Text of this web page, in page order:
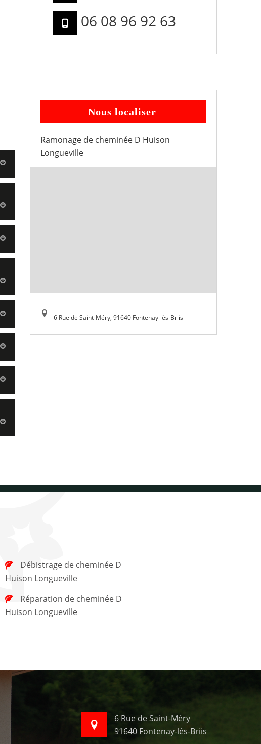
06 08 96 92 63
Nous localiser
Ramonage de cheminée D Huison
Longueville
6 Rue de Saint-Méry, 91640 Fontenay-lès-Briis
Huison Longueville
Huison Longueville
6 Rue de Saint-Méry
91640 Fontenay-lès-Briis